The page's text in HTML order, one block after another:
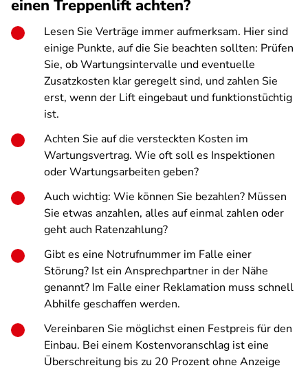
einen Treppenlift achten?
Lesen Sie Verträge immer aufmerksam. Hier sind
einige Punkte, auf die Sie beachten sollten: Prüfen
Sie, ob Wartungsintervalle und eventuelle
Zusatzkosten klar geregelt sind, und zahlen Sie
erst, wenn der Lift eingebaut und funktionstüchtig
ist.
Achten Sie auf die versteckten Kosten im
Wartungsvertrag. Wie oft soll es Inspektionen
oder Wartungsarbeiten geben?
Auch wichtig: Wie können Sie bezahlen? Müssen
Sie etwas anzahlen, alles auf einmal zahlen oder
geht auch Ratenzahlung?
Gibt es eine Notrufnummer im Falle einer
Störung? Ist ein Ansprechpartner in der Nähe
genannt? Im Falle einer Reklamation muss schnell
Abhilfe geschaffen werden.
Vereinbaren Sie möglichst einen Festpreis für den
Einbau. Bei einem Kostenvoranschlag ist eine
Überschreitung bis zu 20 Prozent ohne Anzeige